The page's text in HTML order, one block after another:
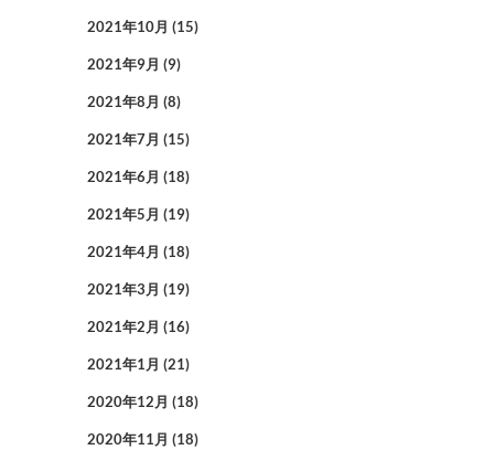
2021年10月 (15)
2021年9月 (9)
2021年8月 (8)
2021年7月 (15)
2021年6月 (18)
2021年5月 (19)
2021年4月 (18)
2021年3月 (19)
2021年2月 (16)
2021年1月 (21)
2020年12月 (18)
2020年11月 (18)